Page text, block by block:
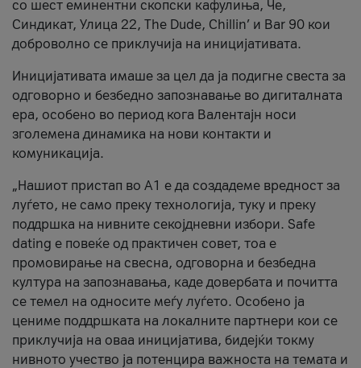
со шест еминентни скопски кафулиња, Че,
Синдикат, Улица 22, The Dude, Chillin’ и Bar 90 кои
доброволно се приклучија на иницијативата.
Иницијативата имаше за цел да ја подигне свеста за
одговорно и безбедно запознавање во дигиталната
ера, особено во период кога Валентајн носи
зголемена динамика на нови контакти и
комуникација.
„Нашиот пристап во А1 е да создадеме вредност за
луѓето, не само преку технологија, туку и преку
поддршка на нивните секојдневни избори. Safe
dating е повеќе од практичен совет, тоа е
промовирање на свесна, одговорна и безбедна
култура на запознавања, каде довербата и почитта
се темел на односите меѓу луѓето. Особено ја
цениме поддршката на локалните партнери кои се
приклучија на оваа иницијатива, бидејќи токму
нивното учество ја потенцира важноста на темата и